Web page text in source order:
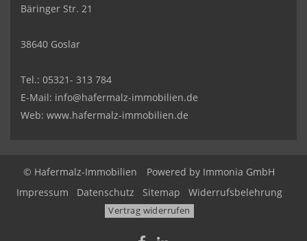
Bäringer Str. 21
38640 Goslar
Tel.: 05321- 313 784
E-Mail: info@hafermalz-immobilien.de
Web: www.hafermalz-immobilien.de
© Hafermalz-Immobilien Powered by Immonia GmbH
Impressum
Datenschutz Sitemap Widerrufsbelehrung
Vertrag widerrufen